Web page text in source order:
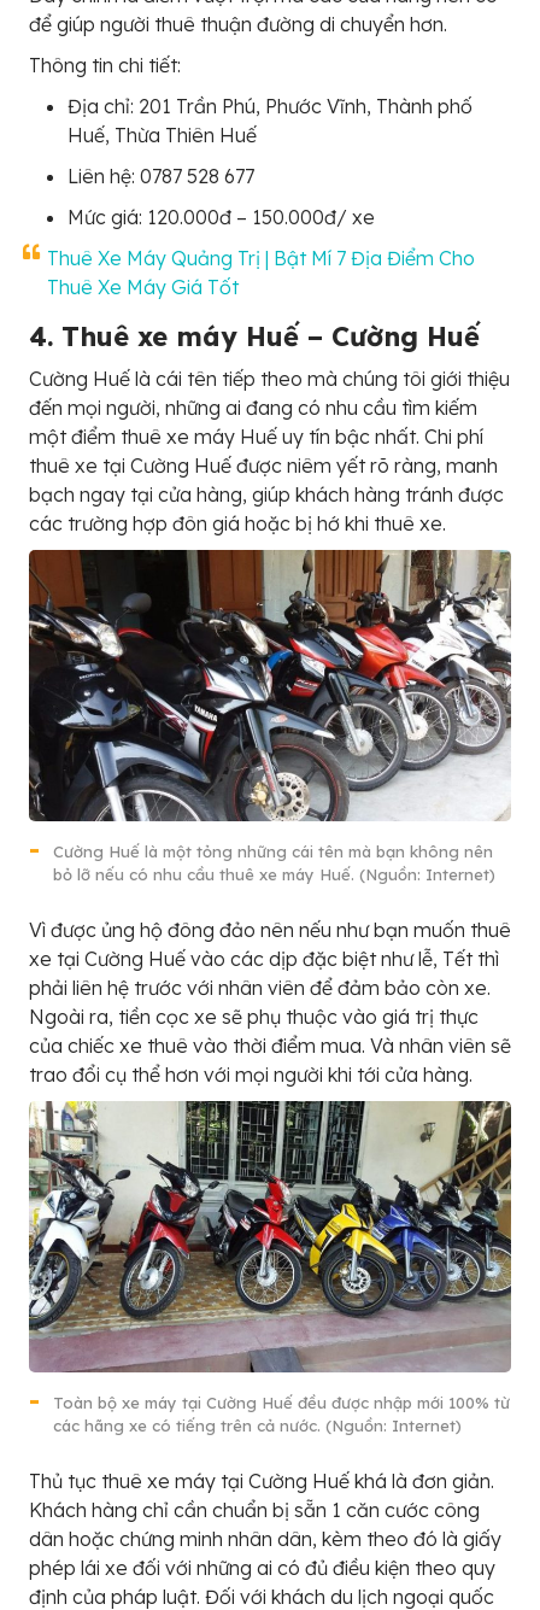
để giúp người thuê thuận đường di chuyển hơn.
Thông tin chi tiết:
Địa chỉ: 201 Trần Phú, Phước Vĩnh, Thành phố
Huế, Thừa Thiên Huế
Liên hệ: 0787 528 677
Mức giá: 120.000đ – 150.000đ/ xe
Thuê Xe Máy Quảng Trị | Bật Mí 7 Địa Điểm Cho
Thuê Xe Máy Giá Tốt
4. Thuê xe máy Huế – Cường Huế
Cường Huế là cái tên tiếp theo mà chúng tôi giới thiệu
đến mọi người, những ai đang có nhu cầu tìm kiếm
một điểm thuê xe máy Huế uy tín bậc nhất. Chi phí
thuê xe tại Cường Huế được niêm yết rõ ràng, manh
bạch ngay tại cửa hàng, giúp khách hàng tránh được
các trường hợp đôn giá hoặc bị hớ khi thuê xe.
Cường Huế là một tỏng những cái tên mà bạn không nên
bỏ lỡ nếu có nhu cầu thuê xe máy Huế. (Nguồn: Internet)
Vì được ủng hộ đông đảo nên nếu như bạn muốn thuê
xe tại Cường Huế vào các dịp đặc biệt như lễ, Tết thì
phải liên hệ trước với nhân viên để đảm bảo còn xe.
Ngoài ra, tiền cọc xe sẽ phụ thuộc vào giá trị thực
của chiếc xe thuê vào thời điểm mua. Và nhân viên sẽ
trao đổi cụ thể hơn với mọi người khi tới cửa hàng.
Toàn bộ xe máy tại Cường Huế đều được nhập mới 100% từ
các hãng xe có tiếng trên cả nước. (Nguồn: Internet)
Thủ tục thuê xe máy tại Cường Huế khá là đơn giản.
Khách hàng chỉ cần chuẩn bị sẵn 1 căn cước công
dân hoặc chứng minh nhân dân, kèm theo đó là giấy
phép lái xe đối với những ai có đủ điều kiện theo quy
định của pháp luật. Đối với khách du lịch ngoại quốc